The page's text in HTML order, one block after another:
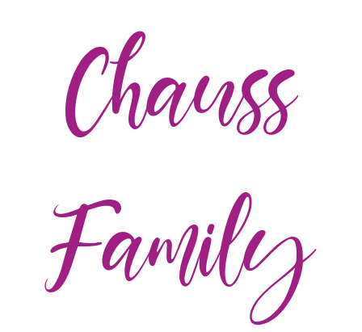
Chauss
Family